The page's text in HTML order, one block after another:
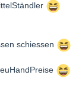
schiessen